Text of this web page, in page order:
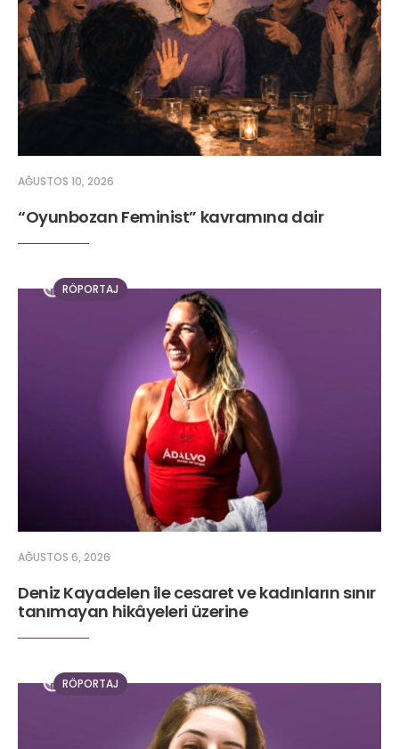
AĞUSTOS 10, 2026
“Oyunbozan Feminist” kavramına dair
RÖPORTAJ
AĞUSTOS 6, 2026
Deniz Kayadelen ile cesaret ve kadınların sınır
tanımayan hikâyeleri üzerine
RÖPORTAJ